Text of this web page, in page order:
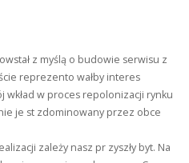
z myślą o budowie serwisu z
reprezento wałby interes
wkład w proces repolonizacji rynku
je st zdominowany przez obce
zależy nasz pr zyszły byt. Na